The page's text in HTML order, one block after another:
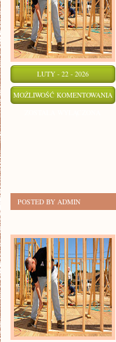
LUTY - 22 - 2026
MOŻLIWOŚĆ KOMENTOWANIA
POSTED BY ADMIN